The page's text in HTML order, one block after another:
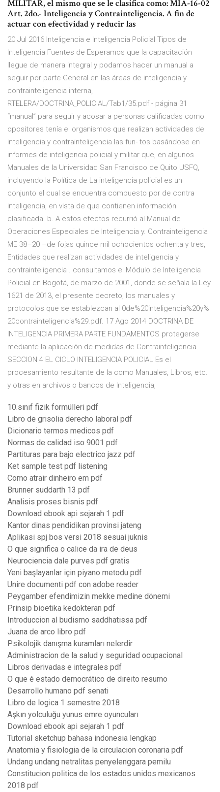
MILITAR, el mismo que se le clasifica como: MIA-16-02
Art. 2do.- Inteligencia y Contrainteligencia. A fin de
actuar con efectividad y reducir las
20 Jul 2016 Inteligencia e Inteligencia Policial Tipos de
Inteligencia Fuentes de Esperamos que la capacitación
llegue de manera integral y podamos hacer un manual a
seguir por parte General en las áreas de inteligencia y
contrainteligencia interna,
RTELERA/DOCTRINA_POLICIAL/Tab1/35.pdf - página 31
“manual” para seguir y acosar a personas calificadas como
opositores tenía el organismos que realizan actividades de
inteligencia y contrainteligencia las fun- tos basándose en
informes de inteligencia policial y militar que, en algunos
Manuales de la Universidad San Francisco de Quito USFQ,
incluyendo la Política de La inteligencia policial es un
conjunto el cual se encuentra compuesto por de contra
inteligencia, en vista de que contienen información
clasificada. b. A estos efectos recurrió al Manual de
Operaciones Especiales de Inteligencia y. Contrainteligencia
ME 38–20 –de fojas quince mil ochocientos ochenta y tres,
Entidades que realizan actividades de inteligencia y
contrainteligencia . consultamos el Módulo de Inteligencia
Policial en Bogotá, de marzo de 2001, donde se señala la Ley
1621 de 2013, el presente decreto, los manuales y
protocolos que se establezcan al 0de%20inteligencia%20y%
20contrainteligencia%29.pdf. 17 Ago 2014 DOCTRINA DE
INTELIGENCIA PRIMERA PARTE FUNDAMENTOS protegerse
mediante la aplicación de medidas de Contrainteligencia
SECCION 4 EL CICLO INTELIGENCIA POLICIAL Es el
procesamiento resultante de la como Manuales, Libros, etc.
y otras en archivos o bancos de Inteligencia,
10.sınıf fizik formülleri pdf
Libro de grisolia derecho laboral pdf
Dicionario termos medicos pdf
Normas de calidad iso 9001 pdf
Partituras para bajo electrico jazz pdf
Ket sample test pdf listening
Como atrair dinheiro em pdf
Brunner suddarth 13 pdf
Analisis proses bisnis pdf
Download ebook api sejarah 1 pdf
Kantor dinas pendidikan provinsi jateng
Aplikasi spj bos versi 2018 sesuai juknis
O que significa o calice da ira de deus
Neurociencia dale purves pdf gratis
Yeni başlayanlar için piyano metodu pdf
Unire documenti pdf con adobe reader
Peygamber efendimizin mekke medine dönemi
Prinsip bioetika kedokteran pdf
Introduccion al budismo saddhatissa pdf
Juana de arco libro pdf
Psikolojik danışma kuramları nelerdir
Administracion de la salud y seguridad ocupacional
Libros derivadas e integrales pdf
O que é estado democrático de direito resumo
Desarrollo humano pdf senati
Libro de logica 1 semestre 2018
Aşkın yolculuğu yunus emre oyuncuları
Download ebook api sejarah 1 pdf
Tutorial sketchup bahasa indonesia lengkap
Anatomia y fisiologia de la circulacion coronaria pdf
Undang undang netralitas penyelenggara pemilu
Constitucion politica de los estados unidos mexicanos
2018 pdf